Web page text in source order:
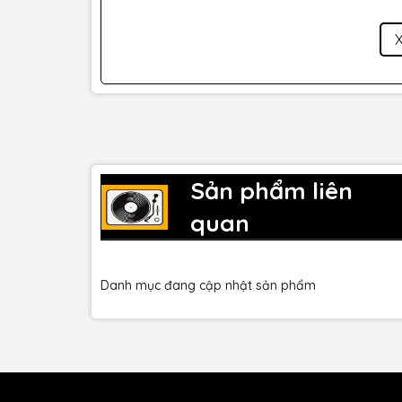
6. Tính
Arturia Acid V Virtual Bass Synthesizer không
"acid" đặc trưng, mà còn là một thiết bị linh
là sự lựa chọn không thể bỏ qua.
Sản phẩm liên
quan
Danh mục đang cập nhật sản phẩm